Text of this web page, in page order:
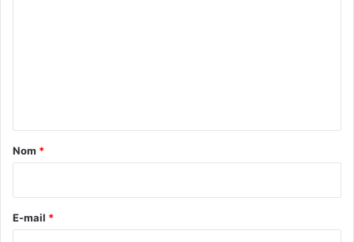
a
e
Nom *
E-mail *